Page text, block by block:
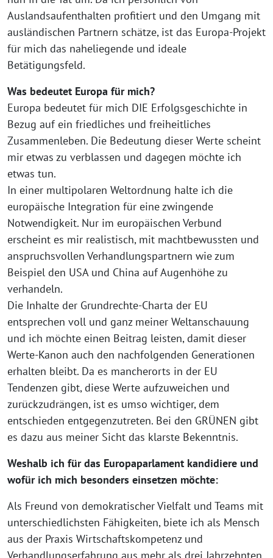
Auslandsaufenthalten profitiert und den Umgang mit
ausländischen Partnern schätze, ist das Europa-Projekt
für mich das naheliegende und ideale
Betätigungsfeld.
Was bedeutet Europa für mich?
Europa bedeutet für mich DIE Erfolgsgeschichte in
Bezug auf ein friedliches und freiheitliches
Zusammenleben. Die Bedeutung dieser Werte scheint
mir etwas zu verblassen und dagegen möchte ich
etwas tun.
In einer multipolaren Weltordnung halte ich die
europäische Integration für eine zwingende
Notwendigkeit. Nur im europäischen Verbund
erscheint es mir realistisch, mit machtbewussten und
anspruchsvollen Verhandlungspartnern wie zum
Beispiel den USA und China auf Augenhöhe zu
verhandeln.
Die Inhalte der Grundrechte-Charta der EU
entsprechen voll und ganz meiner Weltanschauung
und ich möchte einen Beitrag leisten, damit dieser
Werte-Kanon auch den nachfolgenden Generationen
erhalten bleibt. Da es mancherorts in der EU
Tendenzen gibt, diese Werte aufzuweichen und
zurückzudrängen, ist es umso wichtiger, dem
entschieden entgegenzutreten. Bei den GRÜNEN gibt
es dazu aus meiner Sicht das klarste Bekenntnis.
Weshalb ich für das Europaparlament kandidiere und
wofür ich mich besonders einsetzen möchte:
Als Freund von demokratischer Vielfalt und Teams mit
unterschiedlichsten Fähigkeiten, biete ich als Mensch
aus der Praxis Wirtschaftskompetenz und
Verhandlungserfahrung aus mehr als drei Jahrzehnten